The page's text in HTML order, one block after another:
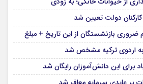
دولت تعیین شد
ضروری بازنشستگان از این تاریخ + مبلغ
به اردوی ترکیه مشخص شد
برای این دانش‌آموزان رایگان شد